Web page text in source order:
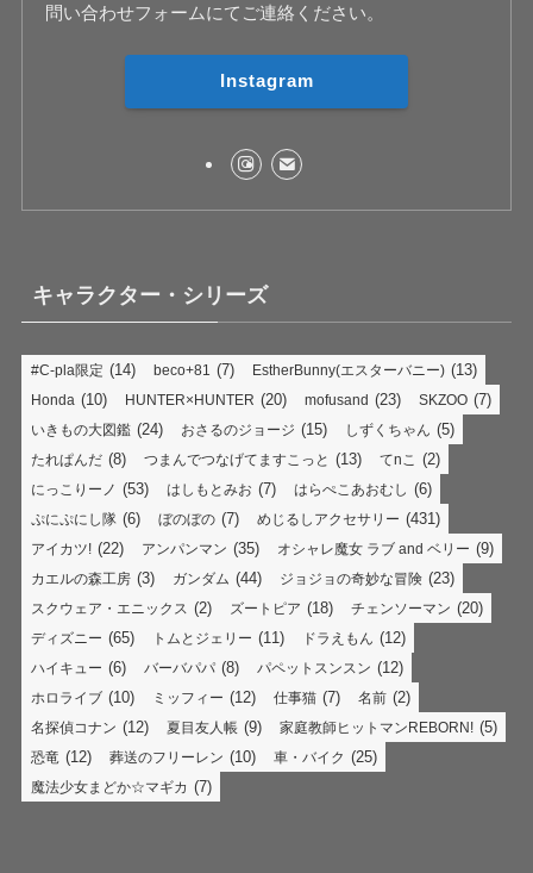
問い合わせフォームにてご連絡ください。
Instagram
キャラクター・シリーズ
#C-pla限定 (14) beco+81 (7) EstherBunny(エスターバニー) (13)
Honda (10) HUNTER×HUNTER (20) mofusand (23) SKZOO (7)
いきもの大図鑑 (24) おさるのジョージ (15) しずくちゃん (5)
たれぱんだ (8) つまんでつなげてますこっと (13) てnこ (2)
にっこりーノ (53) はしもとみお (7) はらぺこあおむし (6)
ぷにぷにし隊 (6) ぼのぼの (7) めじるしアクセサリー (431)
アイカツ! (22) アンパンマン (35) オシャレ魔女 ラブ and ベリー (9)
カエルの森工房 (3) ガンダム (44) ジョジョの奇妙な冒険 (23)
スクウェア・エニックス (2) ズートピア (18) チェンソーマン (20)
ディズニー (65) トムとジェリー (11) ドラえもん (12)
ハイキュー (6) バーバパパ (8) パペットスンスン (12)
ホロライブ (10) ミッフィー (12) 仕事猫 (7) 名前 (2)
名探偵コナン (12) 夏目友人帳 (9) 家庭教師ヒットマンREBORN! (5)
恐竜 (12) 葬送のフリーレン (10) 車・バイク (25)
魔法少女まどか☆マギカ (7)